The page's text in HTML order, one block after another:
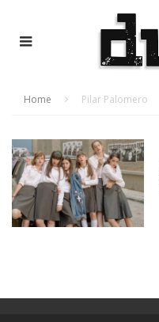
Home Pilar Palomero